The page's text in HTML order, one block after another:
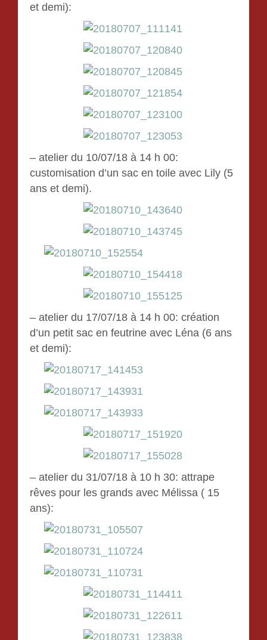
et demi):
– atelier du 10/07/18 à 14 h 00:
customisation d’un sac en toile avec Lily (5
ans et demi).
– atelier du 17/07/18 à 14 h 00: création
d’un petit sac en feutrine avec Léna (6 ans
et demi):
– atelier du 31/07/18 à 10 h 30: attrape
rêves pour les grands avec Mélissa ( 15
ans):